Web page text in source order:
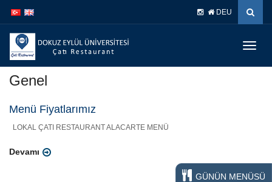
DEU
Genel
Menü Fiyatlarımız
LOKAL ÇATI RESTAURANT ALACARTE MENÜ
Devamı
GÜNÜN MENÜSÜ